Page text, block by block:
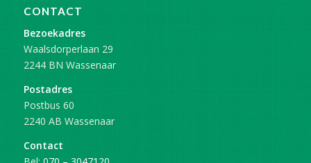
CONTACT
Bezoekadres
Waalsdorperlaan 29
2244 BN Wassenaar
Postadres
Postbus 60
2240 AB Wassenaar
Contact